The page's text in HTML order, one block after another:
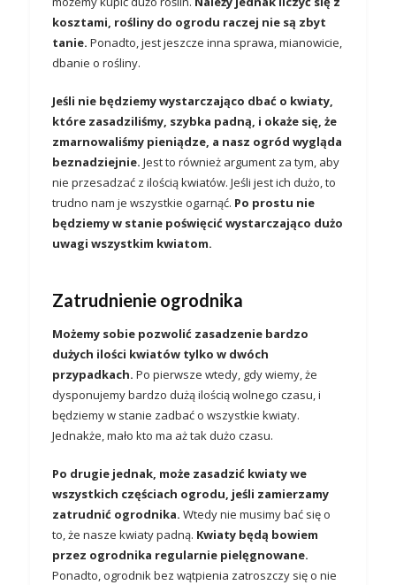
kosztami, rośliny do ogrodu raczej nie są zbyt
tanie. Ponadto, jest jeszcze inna sprawa, mianowicie,
dbanie o rośliny.
Jeśli nie będziemy wystarczająco dbać o kwiaty,
które zasadziliśmy, szybka padną, i okaże się, że
zmarnowaliśmy pieniądze, a nasz ogród wygląda
beznadziejnie. Jest to również argument za tym, aby
nie przesadzać z ilością kwiatów. Jeśli jest ich dużo, to
trudno nam je wszystkie ogarnąć. Po prostu nie
będziemy w stanie poświęcić wystarczająco dużo
uwagi wszystkim kwiatom.
Zatrudnienie ogrodnika
Możemy sobie pozwolić zasadzenie bardzo
dużych ilości kwiatów tylko w dwóch
przypadkach. Po pierwsze wtedy, gdy wiemy, że
dysponujemy bardzo dużą ilością wolnego czasu, i
będziemy w stanie zadbać o wszystkie kwiaty.
Jednakże, mało kto ma aż tak dużo czasu.
Po drugie jednak, może zasadzić kwiaty we
wszystkich częściach ogrodu, jeśli zamierzamy
zatrudnić ogrodnika. Wtedy nie musimy bać się o
to, że nasze kwiaty padną. Kwiaty będą bowiem
przez ogrodnika regularnie pielęgnowane.
Ponadto, ogrodnik bez wątpienia zatroszczy się o nie